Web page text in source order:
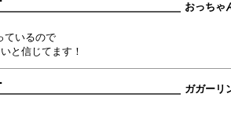
おっちゃ
ているので
と信じてます！
ガガーリ